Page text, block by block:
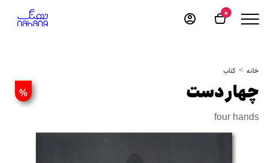
0
خانه کتاب
% چهار دست
four hands